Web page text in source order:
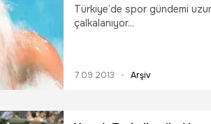
Türkiye’de spor gündemi
çalkalanıyor...
7.09.2013 Arşiv